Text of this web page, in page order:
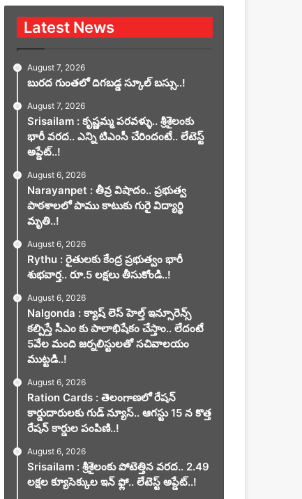
Latest News
August 7, 2026
బురద గుంతలో దిగబడ్డ స్కూల్ బస్సు..!
August 7, 2026
Srisailam : కృష్ణమ్మ పరవళ్ళు.. శ్రీశైలంకు
భారీ వరద.. ఎన్ని టిఎంసీ చేరిందంటే.. లేటెస్ట్
అప్డేట్..!
August 6, 2026
Narayanpet : తీవ్ర విషాదం.. ప్రభుత్వ
పాఠశాలలో పాము కాటుకు గురై విద్యార్థి
మృతి..!
August 6, 2026
Rythu : రైతులకు కేంద్ర ప్రభుత్వం భారీ
శుభవార్త.. రూ.5 లక్షలు తీసుకోండి..!
August 6, 2026
Nalgonda : క్యాష్ లెస్ హెల్త్ ఇన్సూరెన్స్
కల్పిస్తే సీఎం కు పాలాభిషేకం చేస్తాం.. లేదంటే
5వేల మంది జర్నలిస్టులతో సచివాలయం
ముట్టడి..!
August 6, 2026
Ration Cards : తెలంగాణలో రేషన్
కార్డుదారులకు గుడ్ న్యూస్.. ఆగస్టు 15 న కొత్త
రేషన్ కార్డుల పంపిణి..!
August 6, 2026
Srisailam : శ్రీశైలంకు పోటెత్తిన వరద.. 2.49
లక్షల క్యూసెక్కుల ఇన్ ఫ్లో.. లేటెస్ట్ అప్డేట్..!